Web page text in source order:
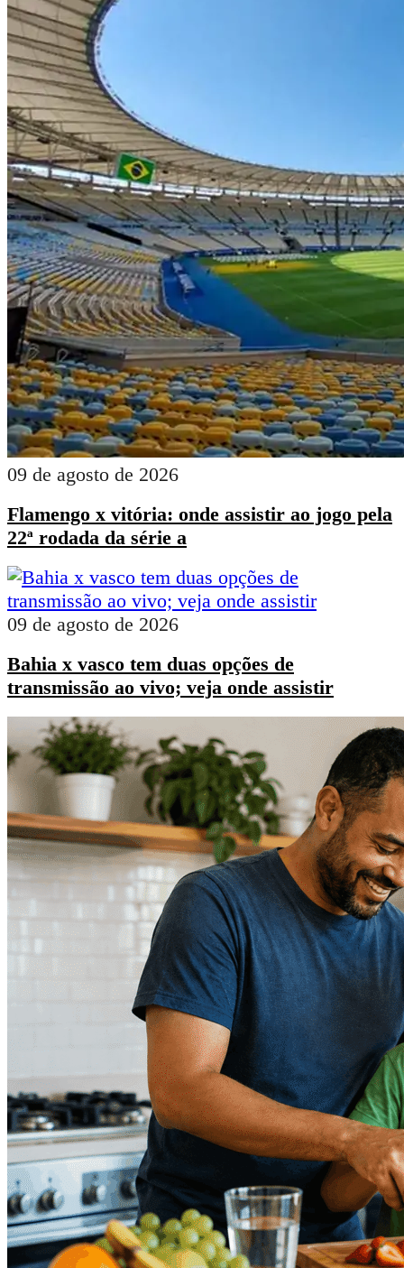
09 de agosto de 2026
Flamengo x vitória: onde assistir ao jogo pela
22ª rodada da série a
09 de agosto de 2026
Bahia x vasco tem duas opções de
transmissão ao vivo; veja onde assistir